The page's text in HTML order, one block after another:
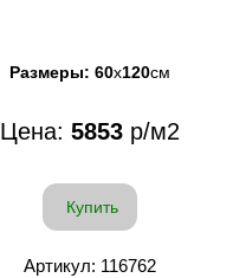
Размеры: 60x120см
Цена: 5853 р/м2
Купить
Артикул: 116762